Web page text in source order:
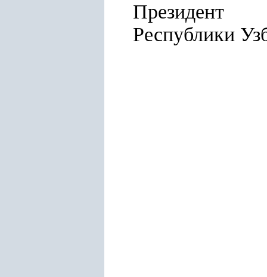
Президент